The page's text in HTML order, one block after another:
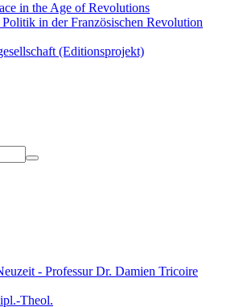
in the Age of Revolutions
in der Französischen Revolution
(Editionsprojekt)
- Professur Dr. Damien Tricoire
Theol.